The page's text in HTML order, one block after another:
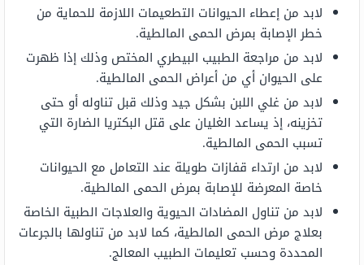
لابد من إعطاء الحيوانات التطعيمات اللازمة للحماية من
خطر الإصابة بمرض الحمى المالطية.
لابد من مراجعة الطبيب البيطري المختص وذلك إذا ظهرت
على الحيوان أي من أعراض الحمى المالطية.
لابد من غلي اللبن بشكل جيد وذلك قبل تناوله أو حتى
تخزينه، إذ يساعد الغليان على قتل البكتريا الضارة التي
تسبب الحمى المالطية.
لابد من ارتداء قفازات طويلة عند التعامل مع الحيوانات
خاصة المعرضة للإصابة بمرض الحمى المالطية.
لابد من تناول المضادات الحيوية والعلاجات الطبية الخاصة
بعلاج مرض الحمى المالطية، كما لابد من تناولها بالجرعات
المحددة وحسب تعليمات الطبيب المعالج.